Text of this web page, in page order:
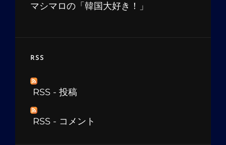
マシマロの「韓国大好き！」
RSS
RSS - 投稿
RSS - コメント